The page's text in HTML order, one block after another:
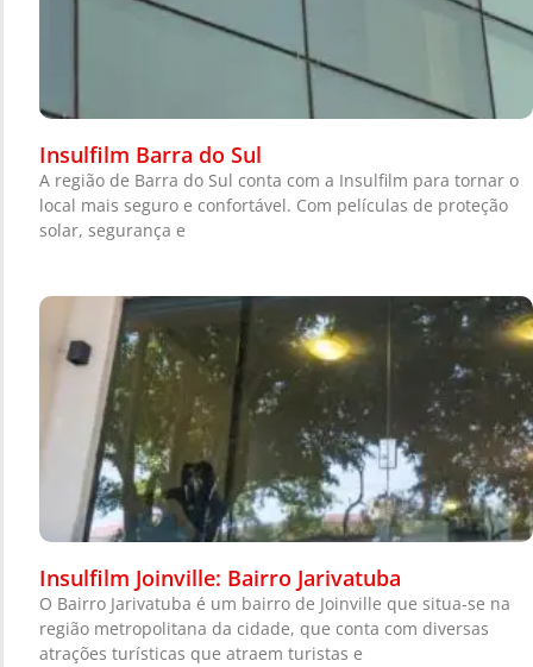
Insulfilm Barra do Sul
A região de Barra do Sul conta com a Insulfilm para tornar o
local mais seguro e confortável. Com películas de proteção
solar, segurança e
Insulfilm Joinville: Bairro Jarivatuba
O Bairro Jarivatuba é um bairro de Joinville que situa-se na
região metropolitana da cidade, que conta com diversas
atrações turísticas que atraem turistas e